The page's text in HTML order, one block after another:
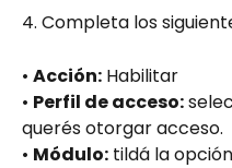
4. Completa los
• Acción: Habilitar
• Perfil de acceso:
querés otorgar acceso.
• Módulo: tildá la